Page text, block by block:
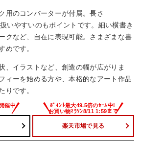
用のコンバーターが付属。長さ
いやすいのもポイントです。細い横書き
クなど、自在に表現可能。さまざまな書
めです。
、イラストなど、創造の幅が広がりま
ィーを始める方や、本格的なアート作品
りです。
楽天市場で見る